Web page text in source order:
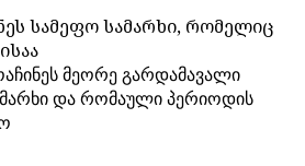
სამეფო სამარხი, რომელიც
მეორე გარდამავალი
და რომაული პერიოდის